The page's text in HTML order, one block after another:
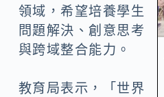
領域，希望培養學生
問題解決、創意思考
與跨域整合能力。
教育局表示，「世界